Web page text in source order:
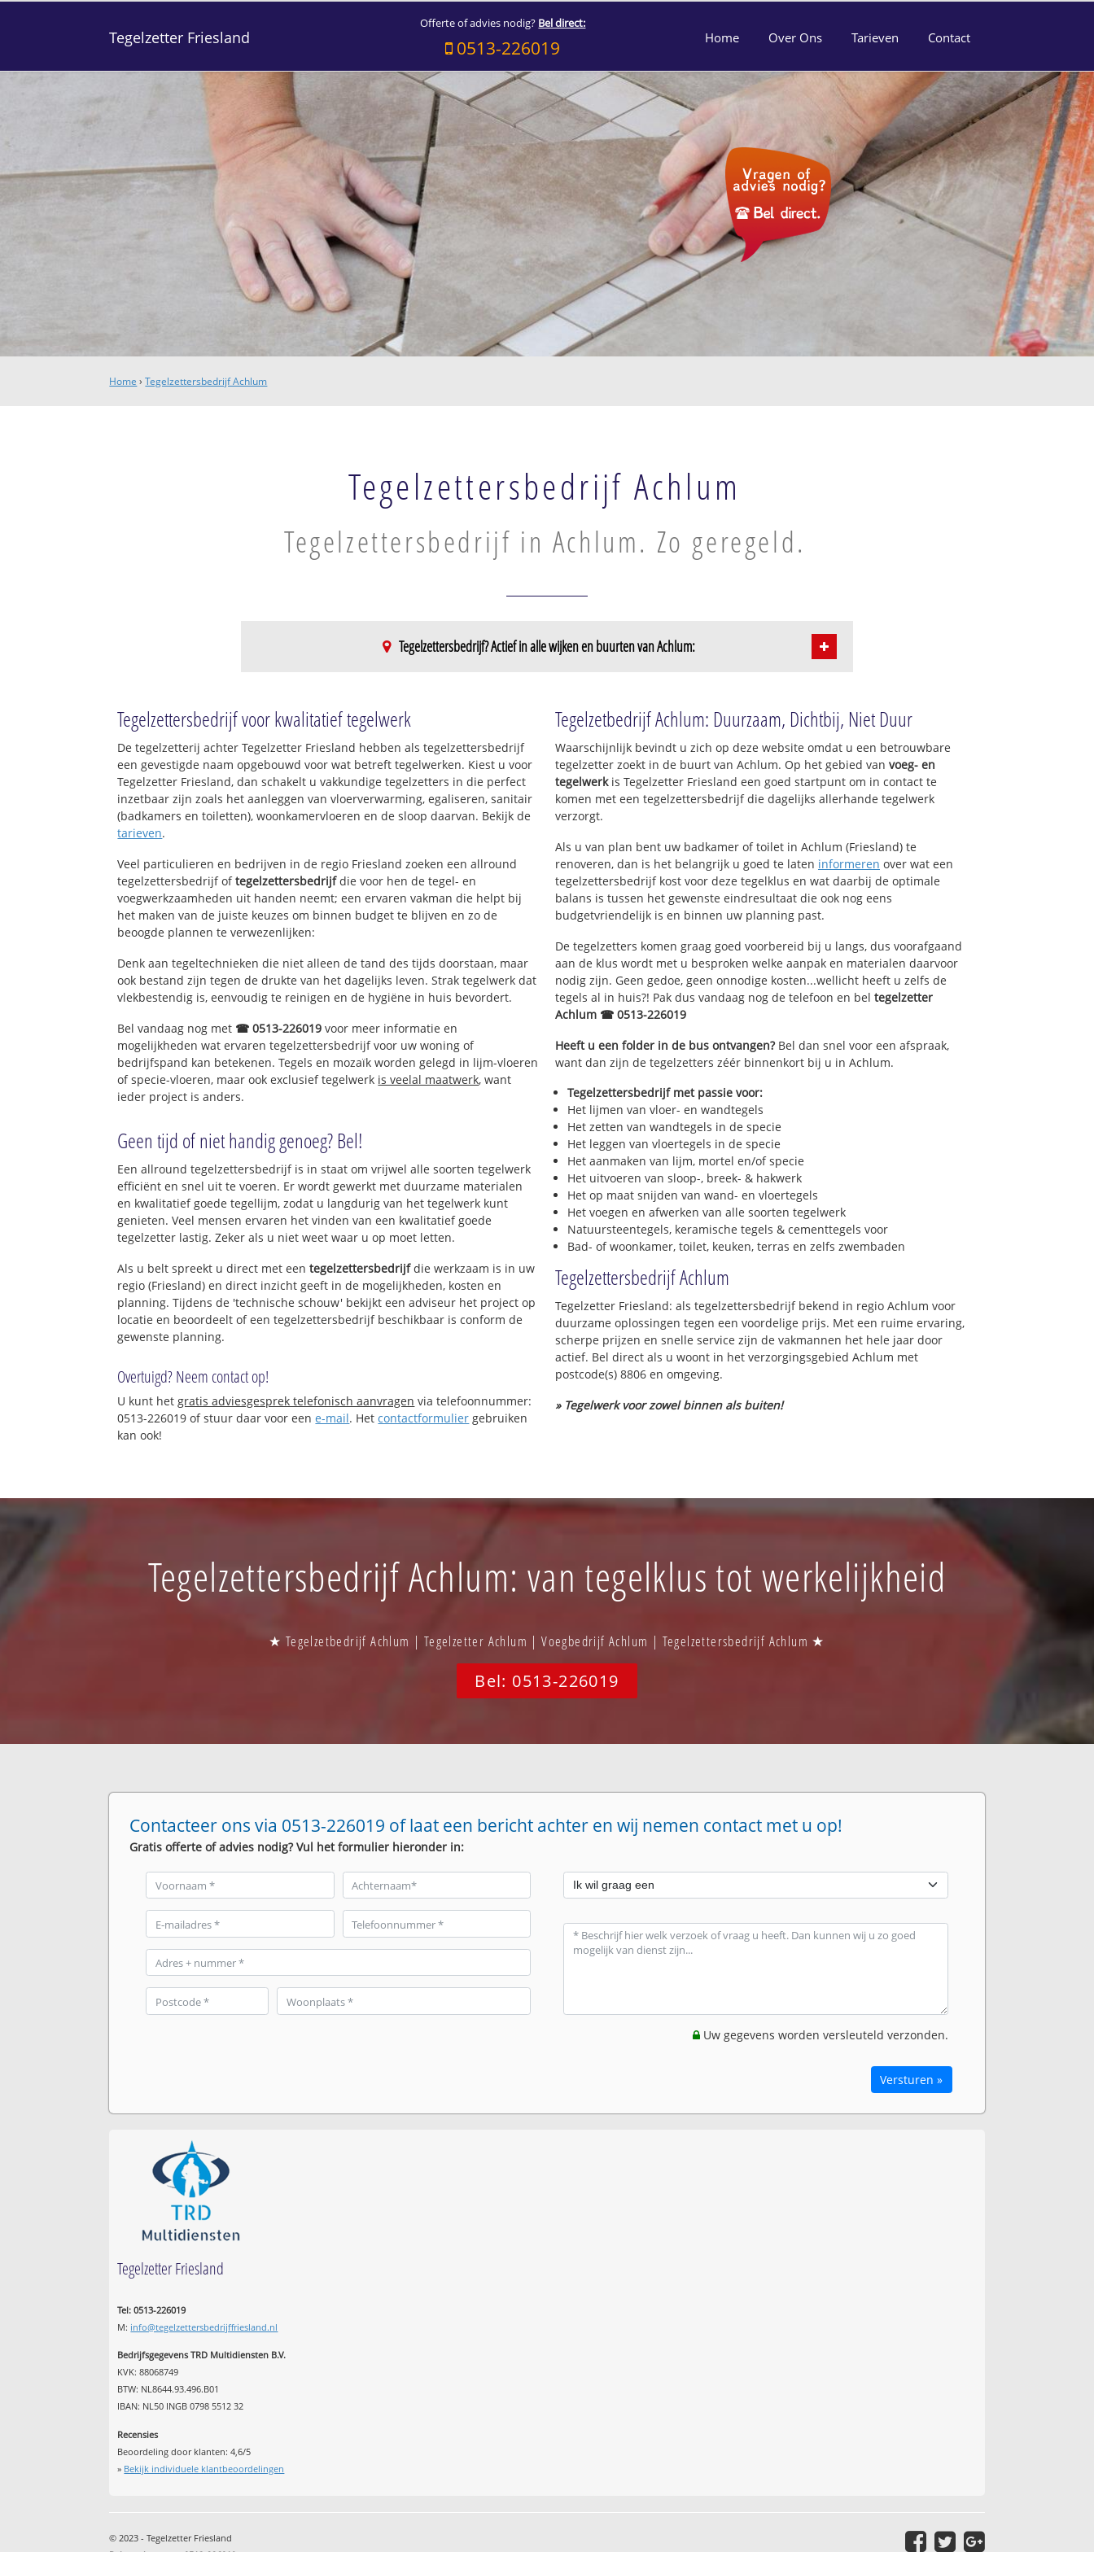
Tegelzetter Friesland
Offerte of advies nodig? Bel direct:
0513-226019 Home Over Ons Tarieven Contact
Home ›Tegelzettersbedrijf Achlum
Tegelzettersbedrijf Achlum
Tegelzettersbedrijf in Achlum. Zo geregeld.
Tegelzettersbedrijf? Actief in alle wijken en buurten van Achlum:
Hitzum
Tzum
Tegelzettersbedrijf voor kwalitatief tegelwerk
De tegelzetterij achter Tegelzetter Friesland hebben als tegelzettersbedrijf
een gevestigde naam opgebouwd voor wat betreft tegelwerken. Kiest u voor
Tegelzetter Friesland, dan schakelt u vakkundige tegelzetters in die perfect
inzetbaar zijn zoals het aanleggen van vloerverwarming, egaliseren, sanitair
(badkamers en toiletten), woonkamervloeren en de sloop daarvan. Bekijk de
tarieven.
Veel particulieren en bedrijven in de regio Friesland zoeken een allround
tegelzettersbedrijf oftegelzettersbedrijfdie voor hen de tegel- en
voegwerkzaamheden uit handen neemt; een ervaren vakman die helpt bij
het maken van de juiste keuzes om binnen budget te blijven en zo de
beoogde plannen te verwezenlijken:
Denk aan tegeltechnieken die niet alleen de tand des tijds doorstaan, maar
ook bestand zijn tegen de drukte van het dagelijks leven. Strak tegelwerk dat
vlekbestendig is, eenvoudig te reinigen en de hygiëne in huis bevordert.
Bel vandaag nog met ☎ 0513-226019 voor meer informatie en
mogelijkheden wat ervaren tegelzettersbedrijf voor uw woning of
bedrijfspand kan betekenen. Tegels en mozaïk worden gelegd in lijm-vloeren
of specie-vloeren, maar ook exclusief tegelwerk is veelal maatwerk, want
ieder project is anders.
Geen tijd of niet handig genoeg? Bel!
Een allround tegelzettersbedrijf is in staat om vrijwel alle soorten tegelwerk
efficiënt en snel uit te voeren. Er wordt gewerkt met duurzame materialen
en kwalitatief goede tegellijm, zodat u langdurig van het tegelwerk kunt
genieten. Veel mensen ervaren het vinden van een kwalitatief goede
tegelzetter lastig. Zeker als u niet weet waar u op moet letten.
Als u belt spreekt u direct met eentegelzettersbedrijfdie werkzaam is in uw
regio (Friesland) en direct inzicht geeft in de mogelijkheden, kosten en
planning. Tijdens de 'technische schouw' bekijkt een adviseur het project op
locatie en beoordeelt of een tegelzettersbedrijf beschikbaar is conform de
gewenste planning.
Overtuigd? Neem contact op!
U kunt hetgratis adviesgesprek telefonisch aanvragen via telefoonnummer:
0513-226019 of stuur daar voor eene-mail. Hetcontactformulier gebruiken
kan ook!
Tegelzetbedrijf Achlum: Duurzaam, Dichtbij, Niet Duur
Waarschijnlijk bevindt u zich op deze website omdat u een betrouwbare
tegelzetter zoekt in de buurt van Achlum. Op het gebied van voeg- en
tegelwerkis Tegelzetter Friesland een goed startpunt om in contact te
komen met een tegelzettersbedrijf die dagelijks allerhande tegelwerk
verzorgt.
Als u van plan bent uw badkamer of toilet in Achlum (Friesland) te
renoveren, dan is het belangrijk u goed te laten informeren over wat een
tegelzettersbedrijf kost voor deze tegelklus en wat daarbij de optimale
balans is tussen het gewenste eindresultaat die ook nog eens
budgetvriendelijk is en binnen uw planning past.
De tegelzetters komen graag goed voorbereid bij u langs, dus voorafgaand
aan de klus wordt met u besproken welke aanpak en materialen daarvoor
nodig zijn. Geen gedoe, geen onnodige kosten...wellicht heeft u zelfs de
tegels al in huis?! Pak dus vandaag nog de telefoon en bel tegelzetter
Achlum ☎ 0513-226019
Heeft u een folder in de bus ontvangen?Bel dan snel voor een afspraak,
want dan zijn de tegelzetters zéér binnenkort bij u in Achlum.
Tegelzettersbedrijf met passie voor:
Het lijmen van vloer- en wandtegels
Het zetten van wandtegels in de specie
Het leggen van vloertegels in de specie
Het aanmaken van lijm, mortel en/of specie
Het uitvoeren van sloop-, breek- & hakwerk
Het op maat snijden van wand- en vloertegels
Het voegen en afwerken van alle soorten tegelwerk
Natuursteentegels, keramische tegels & cementtegels voor
Bad- of woonkamer, toilet, keuken, terras en zelfs zwembaden
Tegelzettersbedrijf Achlum
Tegelzetter Friesland: als tegelzettersbedrijf bekend in regio Achlum voor
duurzame oplossingen tegen een voordelige prijs. Met een ruime ervaring,
scherpe prijzen en snelle service zijn de vakmannen het hele jaar door
actief. Bel direct als u woont in het verzorgingsgebied Achlum met
postcode(s) 8806 en omgeving.
» Tegelwerk voor zowel binnen als buiten!
Tegelzettersbedrijf Achlum: van tegelklus tot werkelijkheid
★ Tegelzetbedrijf Achlum | Tegelzetter Achlum | Voegbedrijf Achlum | Tegelzettersbedrijf Achlum ★
Bel: 0513-226019
Contacteer ons via 0513-226019 of laat een bericht achter en wij nemen contact met u op!
Gratis offerte of advies nodig? Vul het formulier hieronder in:
Uw gegevens worden versleuteld verzonden.
Versturen »
Tegelzetter Friesland
Tel: 0513-226019
M: info@tegelzettersbedrijffriesland.nl
Bedrijfsgegevens TRD Multidiensten B.V.
KVK: 88068749
BTW: NL8644.93.496.B01
IBAN: NL50 INGB 0798 5512 32
Recensies
Beoordeling door klanten:4,6/5
» Bekijk individuele klantbeoordelingen
© 2023 - Tegelzetter Friesland